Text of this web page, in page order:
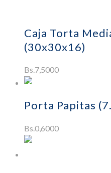
Caja Torta
(30x30x16)
Bs.7,5000
Porta Papitas
Bs. 0,6000